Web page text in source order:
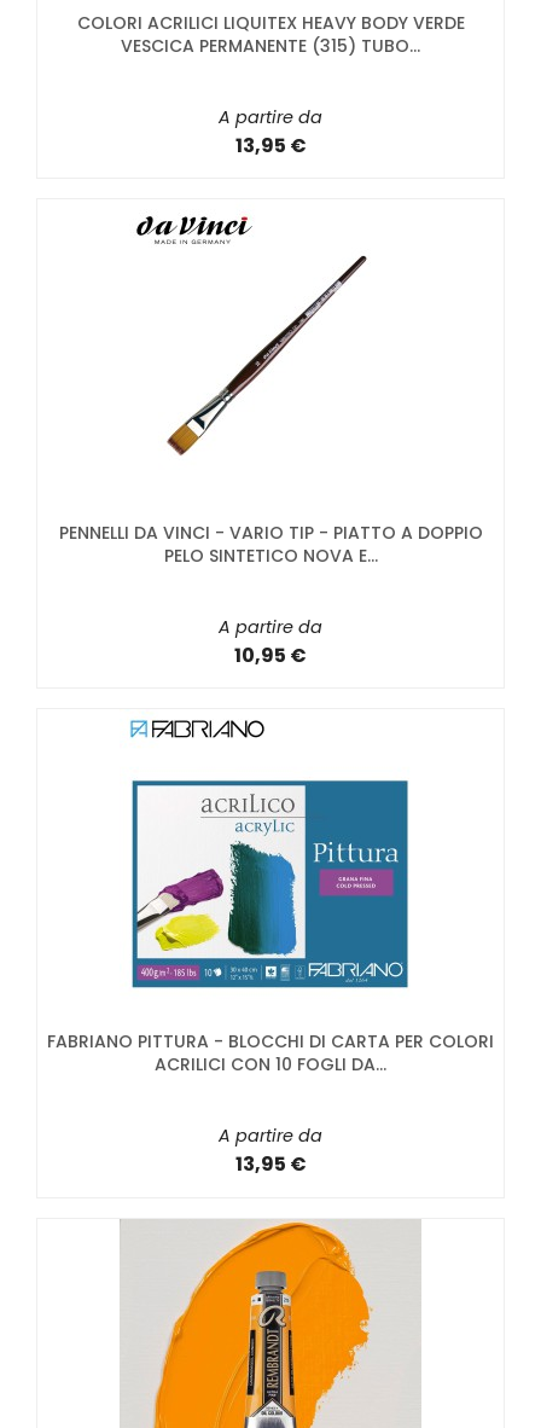
COLORI ACRILICI LIQUITEX HEAVY BODY VERDE
VESCICA PERMANENTE (315) TUBO...
A partire da
13,95 €
PENNELLI DA VINCI - VARIO TIP - PIATTO A DOPPIO
PELO SINTETICO NOVA E...
A partire da
10,95 €
FABRIANO PITTURA - BLOCCHI DI CARTA PER COLORI
ACRILICI CON 10 FOGLI DA...
A partire da
13,95 €